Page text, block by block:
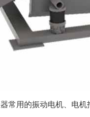
用的振动电机、电机